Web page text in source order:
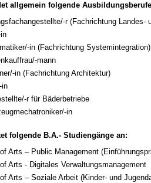
allgemein folgende
r (Fachrichtung Landes-
in (Fachrichtung Systemintegration)
mann
in (Fachrichtung Architektur)
in
r für Bäderbetriebe
in
folgende B.A.- Studiengänge an:
Arts – Public Management
Arts - Digitales Verwaltungsmanagement
Arts – Soziale Arbeit (Kinder- und